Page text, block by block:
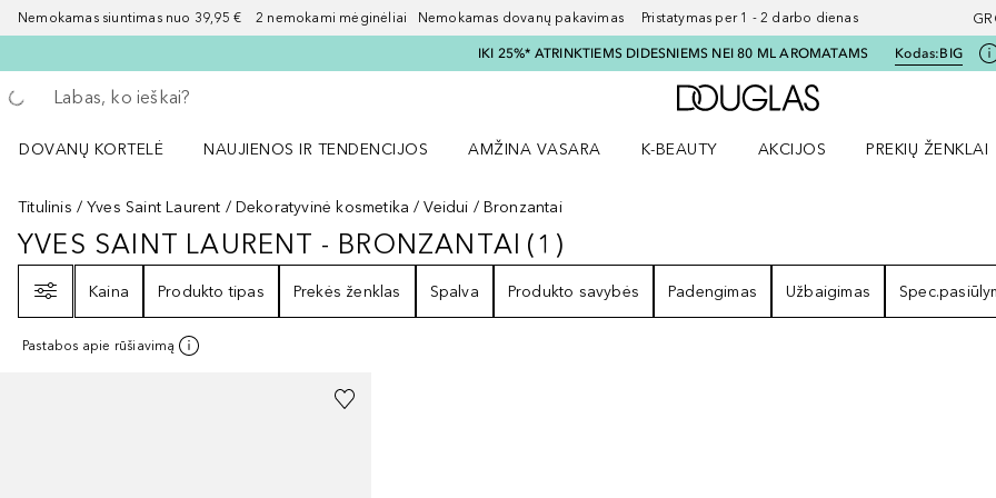
Nemokamas siuntimas nuo 39,95 € 2 nemokami mėginėliai Nemokamas dovanų pakavimas Pristatymas per 1 - 2 darbo dienas
IKI 25%* ATRINKTIEMS DIDESNIEMS NEI 80 ML AROMATAMS Kodas:BIG
Grįžk atgal
Vykdykite paiešką
Į Douglas pagrindinį
DOVANŲ KORTELĖ
NAUJIENOS IR TENDENCIJOS
AMŽINA VASARA
K-BEAUTY
AKCIJOS
PREKIŲ ŽENKLAI
Titulinis
Yves Saint Laurent Dekoratyvinė kosmetika Veidui Bronzantai
YVES SAINT LAURENT - BRONZANTAI1REZULTATAI
YVES SAINT LAURENT - BRONZANTAI (1 )
Kaina
Produkto tipas Prekės ženklas Spalva Produkto savybės Padengimas Užbaigimas
Pastabos apie rūšiavimą